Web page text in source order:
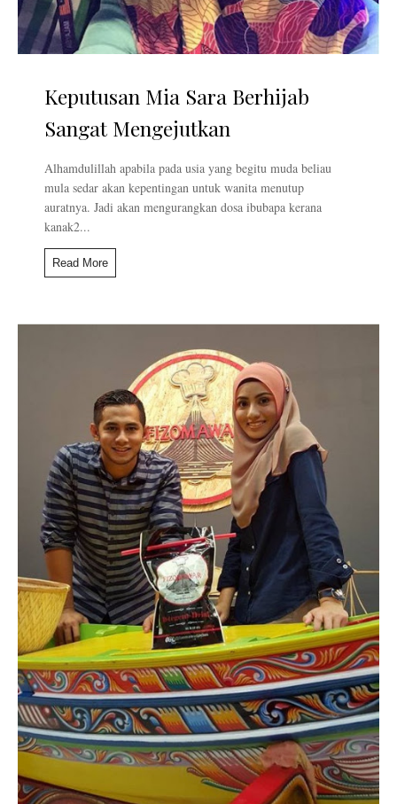
Keputusan Mia Sara Berhijab
Sangat Mengejutkan
Alhamdulillah apabila pada usia yang begitu muda beliau
mula sedar akan kepentingan untuk wanita menutup
auratnya. Jadi akan mengurangkan dosa ibubapa kerana
kanak2...
Read More